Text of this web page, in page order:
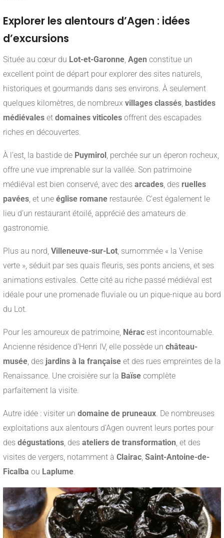
Explorer les alentours d’Agen : idées
d’excursions
Située au cœur du Lot-et-Garonne Agen constitue un
excellent point de départ pour explorer des sites naturels,
historiques et gourmands dans ses environs. À seulement
quelques kilomètres, de nombreux villages classés bastides
médiévales et domaines viticoles offrent des escapades
riches en découvertes.
À l’est, la bastide de Puymirol , perchée sur un éperon rocheux,
offre une vue imprenable sur la vallée. Son patrimoine
médiéval est bien conservé, avec des arcades , des ruelles
pavées , et une église romane restaurée. C’est également le
lieu d’un restaurant étoilé, apprécié des amateurs de
gastronomie.
Plus au nord, Villeneuve-sur-Lot , surnommée « la Venise
verte », séduit par ses quais fleuris, ses ponts anciens, et ses
animations estivales. Cette cité au riche passé médiéval est
idéale pour une promenade fluviale ou un pique-nique au bord
du Lot.
Pour les amoureux de patrimoine, Nérac est incontournable.
Ancienne résidence d’Henri IV, elle possède un château-
musée , des jardins à la française et des rues empreintes de la
Renaissance. Une croisière sur la Baïse complète
parfaitement la visite.
Autre idée : visiter un domaine de pruneaux . De nombreuses
exploitations aux alentours d’Agen ouvrent leurs portes pour
des dégustations , des ateliers de transformation , et des
visites de vergers, notamment à Clairac Saint-Antoine-de-
Ficalba ou Laplume